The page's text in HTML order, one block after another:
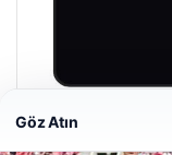
Prenses Night
Göz Atın